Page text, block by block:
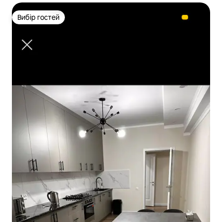
Вибір гостей
Вибір гостей